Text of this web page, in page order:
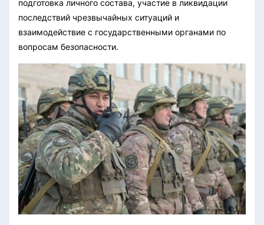
подготовка личного состава, участие в ликвидации
последствий чрезвычайных ситуаций и
взаимодействие с государственными органами по
вопросам безопасности.